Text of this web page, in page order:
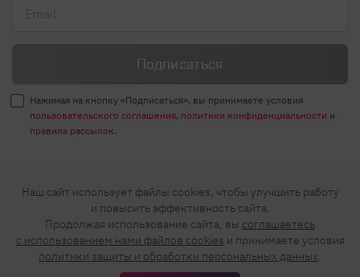
Нажимая на кнопку «Подписаться», вы принимаете условия
пользовательского соглашения, политики конфиденциальности и
правила рассылок.
Нашли ошибку? Выделите ее и нажмите
© 2026 АО «БКМ», ОГРН 1027739494584, ИНН 7705056238
127018, Москва, ул. Полковая, д. 3, стр. 4, помещение I, комн. 23
16+
Дизайн сайта —Студия Евгения и Ольги Апрель
Наш сайт использует файлы cookies, чтобы улучшить работу
и повысить эффективность сайта.
Продолжая использование сайта, вы соглашаетесь
c использованием нами файлов cookies и принимаете условия
политики защиты и обработки персональных данных.